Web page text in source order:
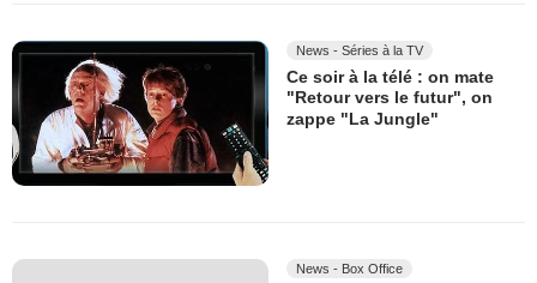
News - Séries à la TV
Ce soir à la télé : on mate
"Retour vers le futur", on
zappe "La Jungle"
News - Box Office